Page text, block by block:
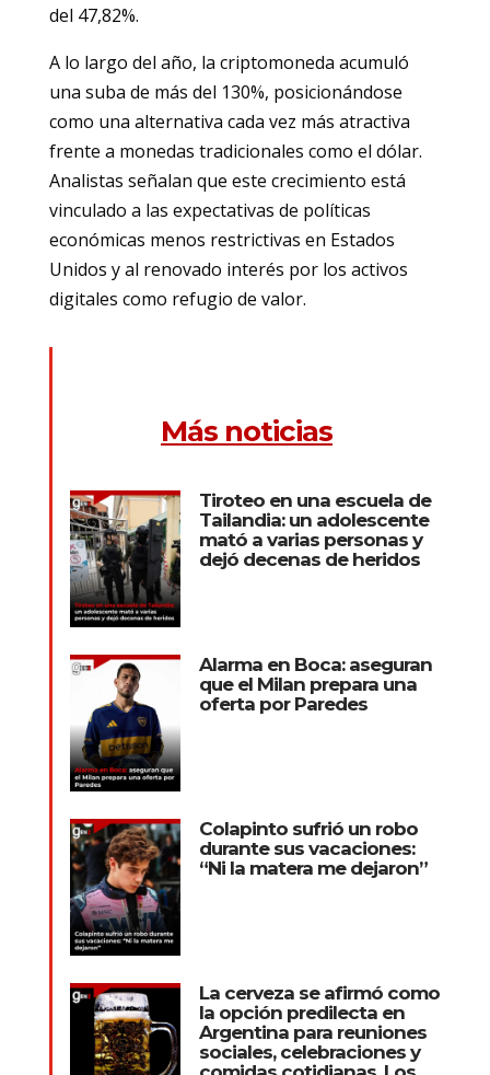
del 47,82%.
A lo largo del año, la criptomoneda acumuló
una suba de más del 130%, posicionándose
como una alternativa cada vez más atractiva
frente a monedas tradicionales como el dólar.
Analistas señalan que este crecimiento está
vinculado a las expectativas de políticas
económicas menos restrictivas en Estados
Unidos y al renovado interés por los activos
digitales como refugio de valor.
Más noticias
Tiroteo en una escuela de
Tailandia: un adolescente
mató a varias personas y
dejó decenas de heridos
Alarma en Boca: aseguran
que el Milan prepara una
oferta por Paredes
Colapinto sufrió un robo
durante sus vacaciones:
“Ni la matera me dejaron”
La cerveza se afirmó como
la opción predilecta en
Argentina para reuniones
sociales, celebraciones y